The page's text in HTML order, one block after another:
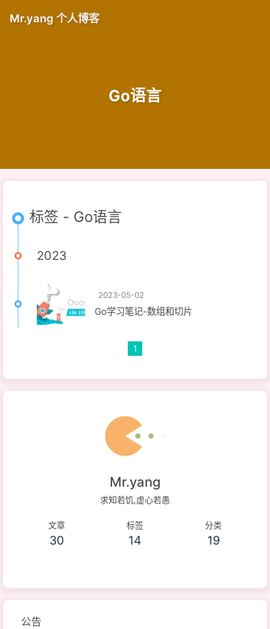
Mr.yang 个人博客
Go语言
标签 - Go语言
2023
2023-05-02
Go学习笔记-数组和切片
1
Mr.yang
求知若饥,虚心若愚
文章
30
标签
14
分类
19
公告